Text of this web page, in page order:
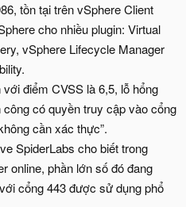
tồn tại trên vSphere Client
cho nhiều plugin: Virtual
vSphere Lifecycle Manager
điểm CVSS là 6,5, lỗ hổng
có quyền truy cập vào cổng
cần xác thực”.
SpiderLabs cho biết trong
online, phần lớn số đó đang
cổng 443 được sử dụng phổ